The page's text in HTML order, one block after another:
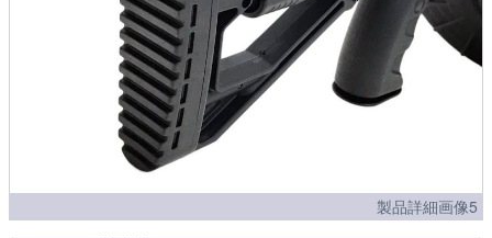
製品詳細画像5